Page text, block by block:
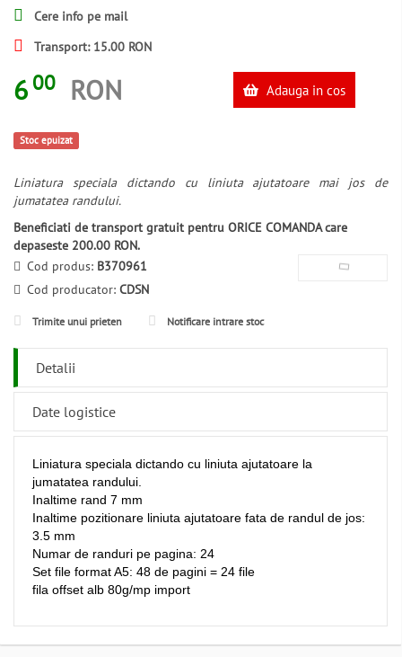
Cere info pe mail
Transport: 15.00 RON
6 00 RON Adauga in cos
Stoc epuizat
Liniatura speciala dictando cu liniuta ajutatoare mai jos de
jumatatea randului.
Beneficiati de transport gratuit pentru ORICE COMANDA care
depaseste 200.00 RON.
Cod produs: B370961
Cod producator: CDSN
Trimite unui prieten Notificare intrare stoc
Detalii
Date logistice
Liniatura speciala dictando cu liniuta ajutatoare la
jumatatea randului.
Inaltime rand 7 mm
Inaltime pozitionare liniuta ajutatoare fata de randul de jos:
3.5 mm
Numar de randuri pe pagina: 24
Set file format A5: 48 de pagini = 24 file
fila offset alb 80g/mp import